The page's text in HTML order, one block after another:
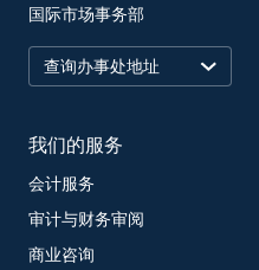
国际市场事务部
我们的服务
会计服务
审计与财务审阅
商业咨询